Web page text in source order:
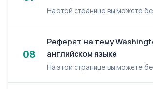
08
Реферат на тему
английском языке